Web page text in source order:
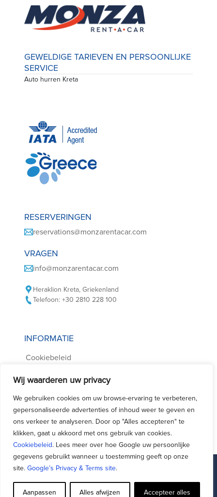
Wij waarderen uw privacy
We gebruiken cookies om uw browse-ervaring te verbeteren,
gepersonaliseerde advertenties of inhoud weer te geven en
ons verkeer te analyseren. Door op "Alles accepteren" te
klikken, gaat u akkoord met ons gebruik van cookies.
Cookiebeleid. Lees meer over hoe Google uw persoonlijke
gegevens gebruikt wanneer u toestemming geeft op onze
site. Google’s Privacy & Terms site.
Aanpassen Alles afwijzen Accepteer alles
GEWELDIGE TARIEVEN EN PERSOONLIJKE
SERVICE
Auto hurren Kreta
RESERVERINGEN
reservations@monzarentacar.com
VRAGEN
info@monzarentacar.com
Heraklion Kreta, Griekenland
Telefoon: +30 2810 228 100
INFORMATIE
Cookiebeleid
Voorwaarden Autoverhuur
Vaak gestelde vragen
Facebook